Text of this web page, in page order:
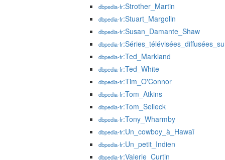
dbpedia-fr:Strother_Martin
dbpedia-fr:Stuart_Margolin
dbpedia-fr:Susan_Damante_Shaw
dbpedia-fr
dbpedia-fr:Ted_Markland
dbpedia-fr:Ted_White
dbpedia-fr:Tim_O'Connor
dbpedia-fr:Tom_Atkins
dbpedia-fr:Tom_Selleck
dbpedia-fr:Tony_Wharmby
dbpedia-fr:Un_cowboy_à_Hawaï
dbpedia-fr:Un_petit_Indien
dbpedia-fr:Valerie_Curtin